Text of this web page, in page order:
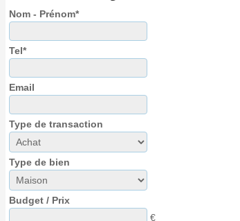
Nom - Prénom*
Tel*
Email
Type de transaction
Type de bien
Budget / Prix
€